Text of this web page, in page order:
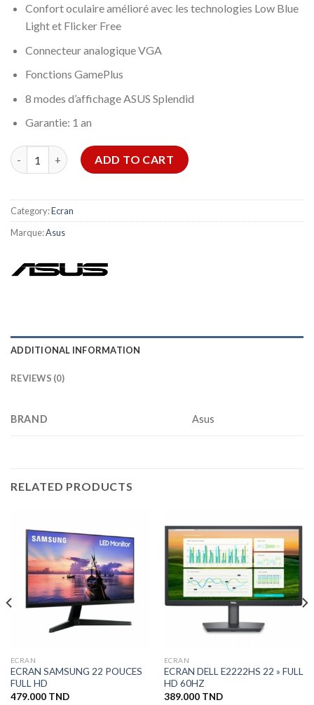
Confort oculaire amélioré avec les technologies Low Blue
Light et Flicker Free
Connecteur analogique VGA
Fonctions GamePlus
8 modes d’affichage ASUS Splendid
Garantie: 1 an
ECRAN ASUS VP228DE 20 POUCES FULL HD quantity
ADD TO CART
Category:Ecran
Marque:Asus
ADDITIONAL INFORMATION
REVIEWS (0)
BRAND Asus
RELATED PRODUCTS
ECRAN
ECRAN SAMSUNG 22 POUCES
FULL HD
479.000 TND
ECRAN
ECRAN DELL E2222HS 22 » FULL
HD 60HZ
389.000 TND